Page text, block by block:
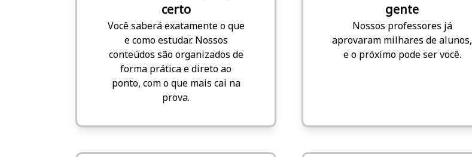
certo
Você saberá exatamente o que
e como estudar. Nossos
conteúdos são organizados de
forma prática e direto ao
ponto, com o que mais cai na
prova.
gente
Nossos professores já
aprovaram milhares de alunos,
e o próximo pode ser você.